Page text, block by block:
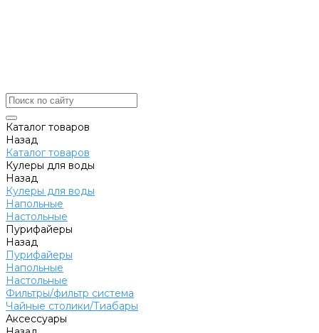
Каталог товаров
Назад
Каталог товаров
Кулеры для воды
Назад
Кулеры для воды
Напольные
Настольные
Пурифайеры
Назад
Пурифайеры
Напольные
Настольные
Фильтры/фильтр система
Чайные столики/Тиабары
Аксессуары